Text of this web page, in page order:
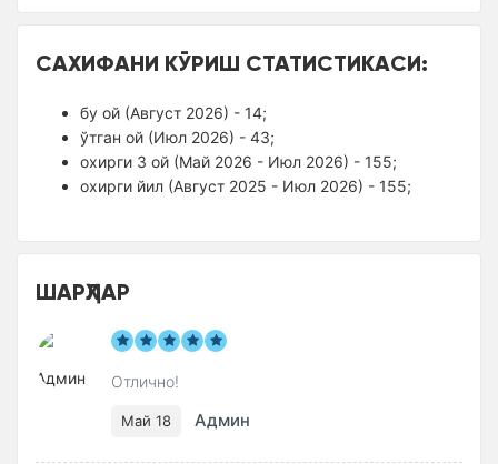
САХИФАНИ КЎРИШ СТАТИСТИКАСИ:
бу ой (Август 2026) - 14;
ўтган ой (Июл 2026) - 43;
оxирги 3 ой (Май 2026 - Июл 2026) - 155;
оxирги йил (Август 2025 - Июл 2026) - 155;
ШАРҲЛАР
Отлично!
Май 18 Админ